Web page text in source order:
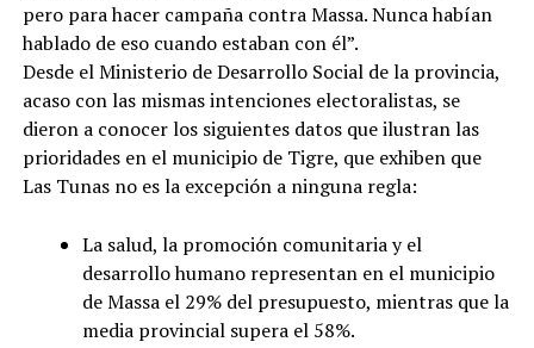
pero para hacer campaña contra Massa. Nunca habían
hablado de eso cuando estaban con él”.
Desde el Ministerio de Desarrollo Social de la provincia,
acaso con las mismas intenciones electoralistas, se
dieron a conocer los siguientes datos que ilustran las
prioridades en el municipio de Tigre, que exhiben que
Las Tunas no es la excepción a ninguna regla:
La salud, la promoción comunitaria y el
desarrollo humano representan en el municipio
de Massa el 29% del presupuesto, mientras que la
media provincial supera el 58%.